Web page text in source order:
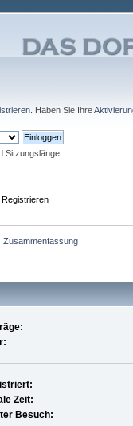
. Haben Sie Ihre
Sitzungslänge
Registrieren
Zusammenfassung
Zeit:
Besuch: